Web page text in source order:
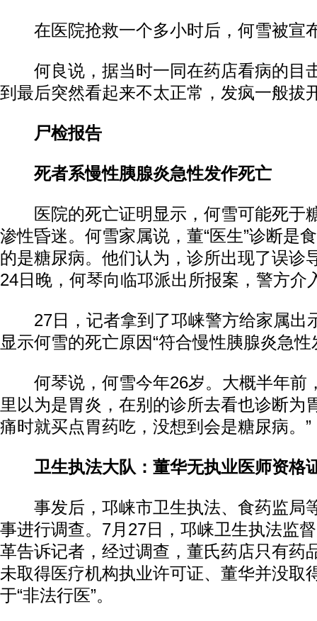
在医院抢救一个多小时后，何雪被宣
何良说，据当时一同在药店看病的目
到最后突然看起来不太正常，发疯一般拔
尸检报告
死者系慢性胰腺炎急性发作死亡
医院的死亡证明显示，何雪可能死于
渗性昏迷。何雪家属说，董“医生”诊断是
的是糖尿病。他们认为，诊所出现了误诊
24日晚，何琴向临邛派出所报案，警方介
27日，记者拿到了邛崃警方给家属出
显示何雪的死亡原因“符合慢性胰腺炎急性
何琴说，何雪今年26岁。大概半年前
里以为是胃炎，在别的诊所去看也诊断为
痛时就买点胃药吃，没想到会是糖尿病。”
卫生执法大队：董华无执业医师资格
事发后，邛崃市卫生执法、食药监局
事进行调查。7月27日，邛崃卫生执法监
革告诉记者，经过调查，董氏药店只有药
未取得医疗机构执业许可证、董华并没取
于“非法行医”。